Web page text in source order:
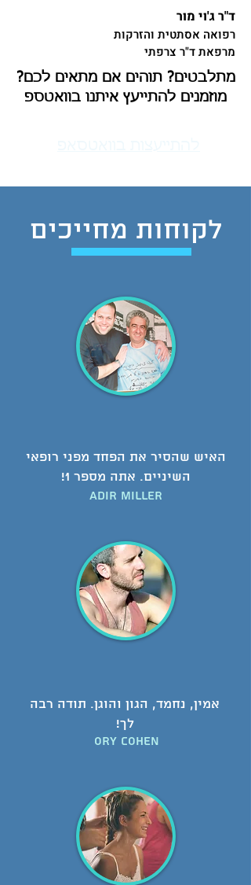
ד"ר ג'וי מור
רפואה אסתטית והזרקות
מרפאת ד"ר צרפתי
מתלבטים? תוהים אם מתאים לכם?
מוזמנים להתייעץ איתנו בוואטספ
לקוחות מחייכים
האיש שהסיר את הפחד מפני רופאי
השיניים. אתה מספר 1!
Adir miller
אמין, נחמד, הגון והוגן. תודה רבה
לך!
Ory Cohen